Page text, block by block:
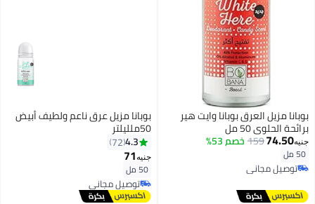
بوبانا مزيل العرق بوبانا وايت هير
برائحة الحلوى 50 مل
جنيه74.50
159 خصم 53%
50 مل
توصيل مجاني
توصيل مجاني
بوبانا مزيل عرق ناعم ولطيف أبيض
50ملليلتر
4.3
72
جنيه71
50 مل
توصيل مجاني
توصيل مجاني